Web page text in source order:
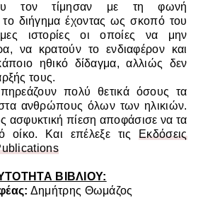
τον τίμησαν με τη φωνή
διήγημα έχοντας ως σκοπό του
ιστορίες οι οποίες να μην
να κρατούν το ενδιαφέρον και
ηθικό δίδαγμα, αλλιώς δεν
τους.
πολύ θετικά όσους τα
ανθρώπους όλων των ηλικιών.
ασφυκτική πίεση αποφάσισε να τα
οίκο. Και επέλεξε τιςΕκδόσεις
ΒΙΒΛΙΟΥ:
Δημήτρης Θωμάζος